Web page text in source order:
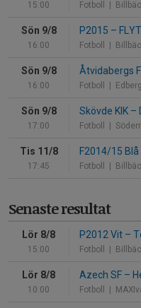
15:00 Fotboll |
Sön 9/8
16:00
P2015 –
Fotboll |
Sön 9/8
16:00
Åtvidabergs
Fotboll |
Sön 9/8
17:00
Skövde KIK –
Fotboll |
Tis 11/8
17:45
F2014/15 Blå
Fotboll |
Senaste resultat
Lör 8/8
15:00
P2012 Vit –
Fotboll |
Lör 8/8
10:00
Azech SF –
Fotboll |